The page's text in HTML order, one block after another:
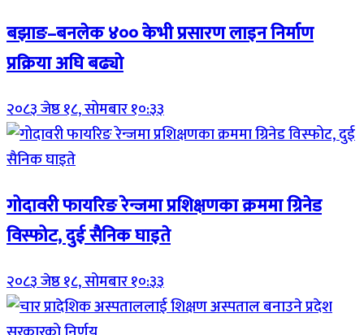
बझाङ–बनलेक ४०० केभी प्रसारण लाइन निर्माण
प्रक्रिया अघि बढ्यो
२०८३ जेष्ठ १८, सोमबार १०:३३
गोदावरी फायरिङ रेन्जमा प्रशिक्षणका क्रममा ग्रिनेड
विस्फोट, दुई सैनिक घाइते
२०८३ जेष्ठ १८, सोमबार १०:३३